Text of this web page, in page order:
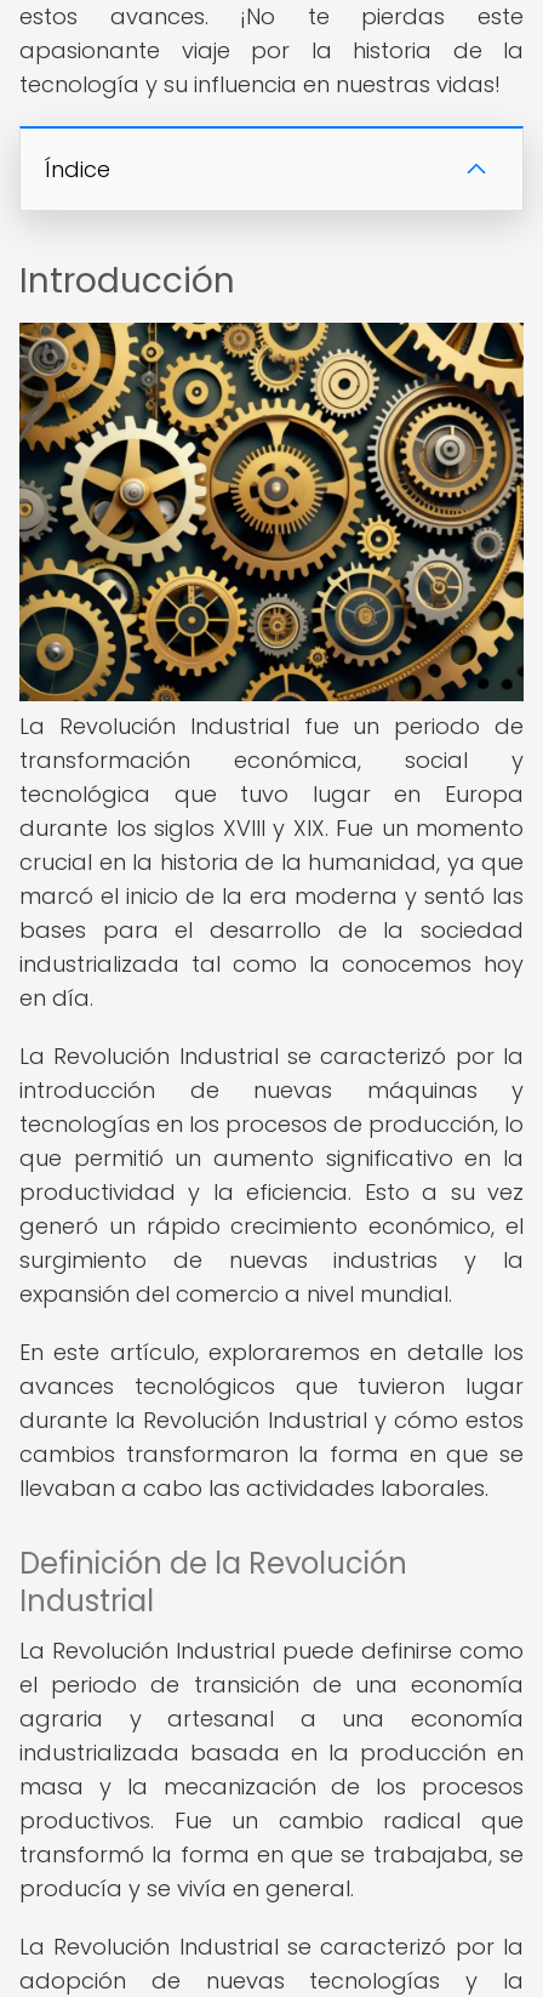
estos avances. ¡No te pierdas este
apasionante viaje por la historia de la
tecnología y su influencia en nuestras vidas!
Índice
Introducción
La Revolución Industrial fue un periodo de
transformación económica, social y
tecnológica que tuvo lugar en Europa
durante los siglos XVIII y XIX. Fue un momento
crucial en la historia de la humanidad, ya que
marcó el inicio de la era moderna y sentó las
bases para el desarrollo de la sociedad
industrializada tal como la conocemos hoy
en día.
La Revolución Industrial se caracterizó por la
introducción de nuevas máquinas y
tecnologías en los procesos de producción, lo
que permitió un aumento significativo en la
productividad y la eficiencia. Esto a su vez
generó un rápido crecimiento económico, el
surgimiento de nuevas industrias y la
expansión del comercio a nivel mundial.
En este artículo, exploraremos en detalle los
avances tecnológicos que tuvieron lugar
durante la Revolución Industrial y cómo estos
cambios transformaron la forma en que se
llevaban a cabo las actividades laborales.
Definición de la Revolución
Industrial
La Revolución Industrial puede definirse como
el periodo de transición de una economía
agraria y artesanal a una economía
industrializada basada en la producción en
masa y la mecanización de los procesos
productivos. Fue un cambio radical que
transformó la forma en que se trabajaba, se
producía y se vivía en general.
La Revolución Industrial se caracterizó por la
adopción de nuevas tecnologías y la